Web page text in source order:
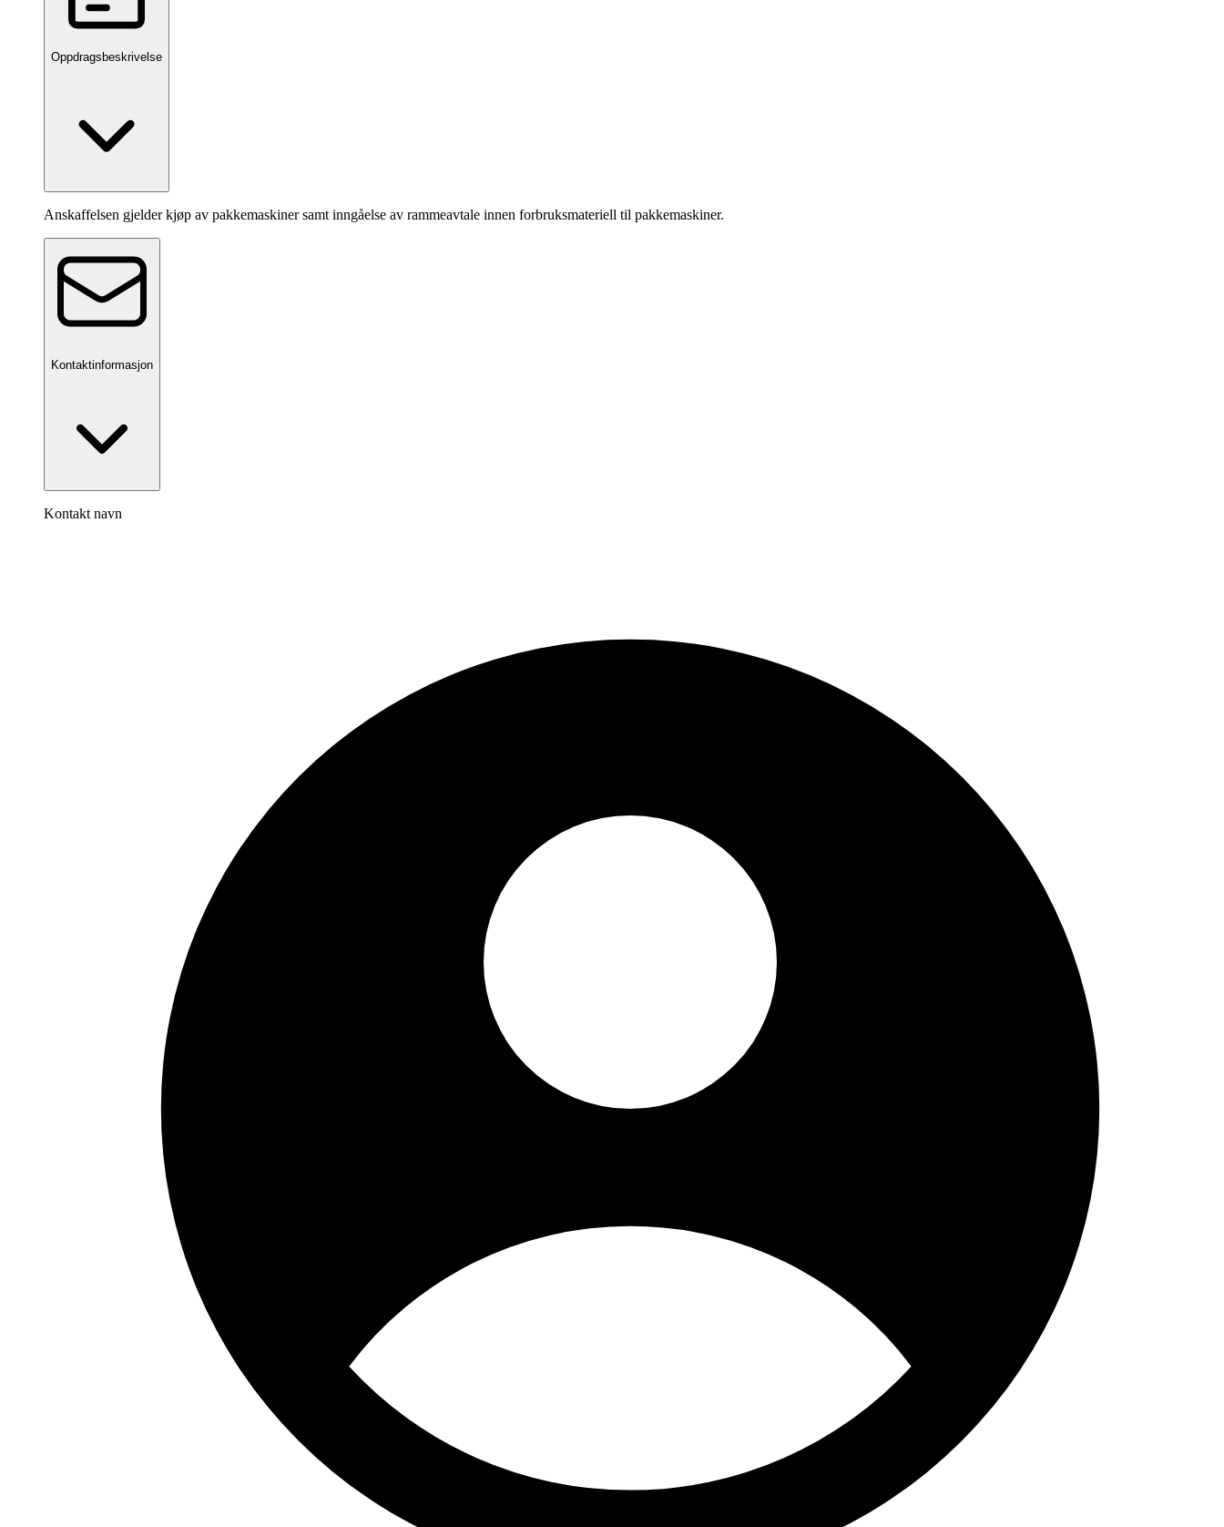
Oppdragsbeskrivelse
Anskaffelsen gjelder kjøp av pakkemaskiner samt inngåelse av rammeavtale innen forbruksmateriell til pakkemaskiner.
Kontaktinformasjon
Kontakt navn